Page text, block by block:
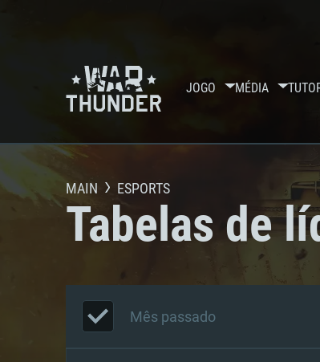
JOGO MÉDIA
MAIN ESPORTS
Tabelas de
Mês passado